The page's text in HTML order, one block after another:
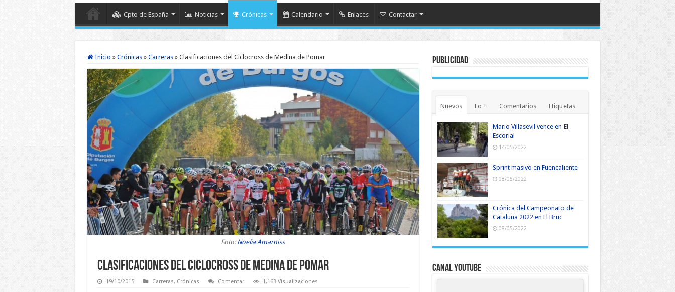
Cpto de España Noticias Crónicas Calendario Enlaces Contactar
Inicio » Crónicas » Carreras » Clasificaciones del Ciclocross de Medina de Pomar
Foto: Noelia Amarniss
Clasificaciones del Ciclocross de Medina de Pomar
19/10/2015 Carreras, Crónicas Comentar 1,163 Visualizaciones
Publicidad
Nuevos Lo + Comentarios Etiquetas
Mario Villasevil vence en El
Escorial
14/05/2022
Sprint masivo en Fuencaliente
08/05/2022
Crónica del Campeonato de
Cataluña 2022 en El Bruc
08/05/2022
Canal YouTube